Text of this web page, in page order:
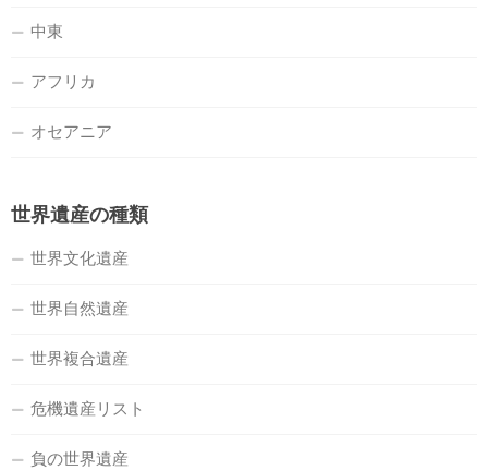
中東
アフリカ
オセアニア
世界遺産の種類
世界文化遺産
世界自然遺産
世界複合遺産
危機遺産リスト
負の世界遺産